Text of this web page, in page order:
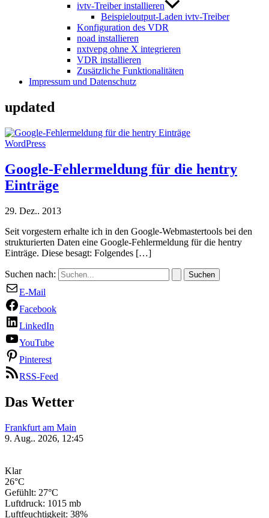
ivtv-Treiber installieren
Beispieloutput-Laden ivtv-Treiber
Konfiguration des VDR
noad installieren
nxtvepg ohne X integrieren
VDR installieren
Zusätzliche Funktionalitäten
Impressum und Datenschutz
updated
WordPress
Google-Fehlermeldung für die hentry
Einträge
29. Dez.. 2013
Seit vorgestern erhalte ich in den Google-Webmastertools bei den
strukturierten Daten eine Google-Fehlermeldung für die hentry
Einträge. Diese besagt: Folgendes […]
Suchen nach:
E-Mail
Facebook
LinkedIn
YouTube
Pinterest
RSS-Feed
Das Wetter
Frankfurt am Main
9. Aug.. 2026, 12:45
Klar
26°C
Gefühlt: 27°C
Luftdruck: 1015 mb
Luftfeuchtigkeit: 38%